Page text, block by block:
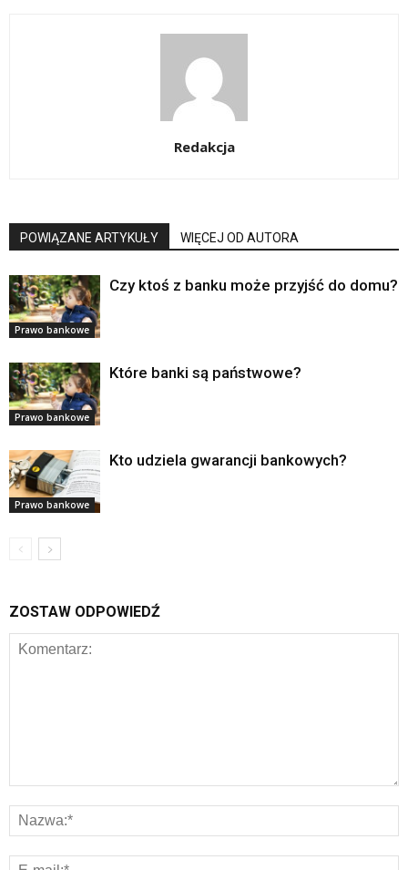
Redakcja
POWIĄZANE ARTYKUŁY WIĘCEJ OD AUTORA
Prawo bankowe
Czy ktoś z banku może przyjść do domu?
Prawo bankowe
Które banki są państwowe?
Prawo bankowe
Kto udziela gwarancji bankowych?
ZOSTAW ODPOWIEDŹ